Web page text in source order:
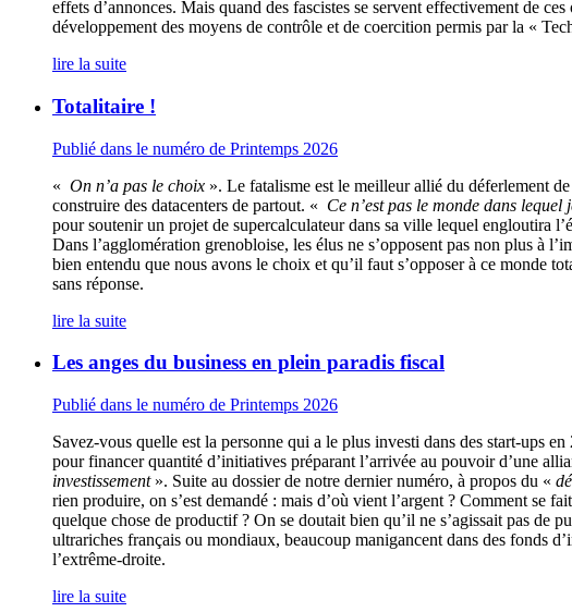
effets d’annonces. Mais quand des fascistes se servent effectivement de
développement des moyens de contrôle et de coercition permis par la «
lire la suite
Totalitaire !
Publié dans le numéro de Printemps 2026
« On n’a pas le choix ». Le fatalisme est le meilleur allié du déferlement
construire des datacenters de partout. « Ce n’est pas le monde dans
pour soutenir un projet de supercalculateur dans sa ville lequel engloutira
Dans l’agglomération grenobloise, les élus ne s’opposent pas non plus à
bien entendu que nous avons le choix et qu’il faut s’opposer à ce monde
sans réponse.
lire la suite
Les anges du business en plein paradis fiscal
Publié dans le numéro de Printemps 2026
Savez-vous quelle est la personne qui a le plus investi dans des start-ups
pour financer quantité d’initiatives préparant l’arrivée au pouvoir d’une
investissement». Suite au dossier de notre dernier numéro, à propos du «
rien produire, on s’est demandé : mais d’où vient l’argent ? Comment se
quelque chose de productif ? On se doutait bien qu’il ne s’agissait pas de
ultrariches français ou mondiaux, beaucoup manigancent dans des fonds
l’extrême-droite.
lire la suite